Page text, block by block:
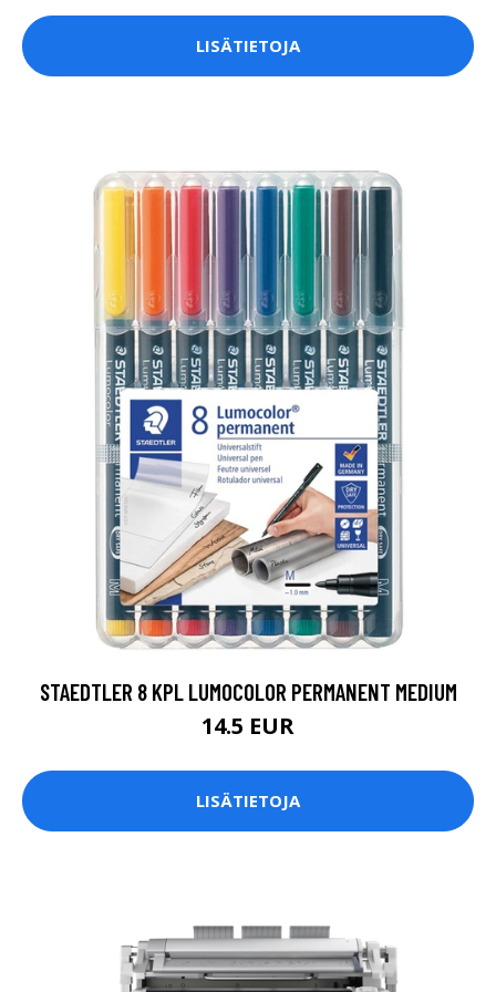
LISÄTIETOJA
STAEDTLER 8 KPL LUMOCOLOR PERMANENT MEDIUM
14.5 EUR
LISÄTIETOJA